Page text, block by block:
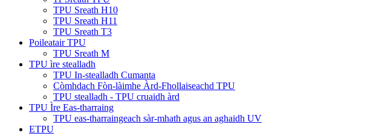
TPU Sreath H10
TPU Sreath H11
TPU Sreath T3
Poileatair TPU
TPU Sreath M
TPU ìre stealladh
TPU In-stealladh Cumanta
Còmhdach Fòn-làimhe Àrd-Fhollaiseachd TPU
TPU stealladh - TPU cruaidh àrd
TPU Ìre Eas-tharraing
TPU eas-tharraingeach sàr-mhath agus an aghaidh UV
ETPU